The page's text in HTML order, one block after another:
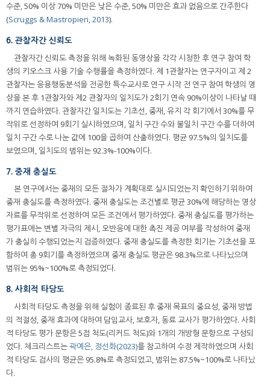
수준, 50% 이상 70% 미만은 낮은 수준, 50% 미만은 효과 없음으로 간주한다
(Scruggs & Mastropieri, 2013).
6. 관찰자간 신뢰도
관찰자간 신뢰도 측정을 위해 녹화된 동영상을 각각 시청한 후 연구 참여 학
생의 키오스크 사용 기술 수행률을 측정하였다. 제 1관찰자는 연구자이고 제 2
관찰자는 응용행동분석을 전공한 특수교사로 연구 시작 전 연구 참여 학생의 영
상을 본 후 1관찰자와 제2 관찰자의 일치도가 2회기 연속 90%이상이 나타날 때
까지 연습하였다. 관찰자간 일치도는 기초선, 중재, 유지 각 회기에서 30%를 무
작위로 선정하여 9회기 실시하였으며, 일치 구간 수와 불일치 구간 수를 더하여
일치 구간 수로 나눈 값에 100을 곱하여 산출하였다. 평균 97.5%의 일치도를
보였으며, 일치도의 범위는 92.3%-100%이다.
7. 중재 충실도
본 연구에서는 중재의 모든 절차가 계획대로 실시되었는지 확인하기 위하여
중재 충실도를 측정하였다. 중재 충실도는 조건별로 평균 30%에 해당하는 영상
자료를 무작위로 선정하여 모든 조건에서 평가하였다. 중재 충실도를 평가하는
평가표에는 변별 자극의 제시, 오반응에 대한 촉진 제공 여부를 작성하여 중재
가 충실히 수행되었는지 검증하였다. 중재 충실도를 측정한 회기는 기초선을 포
함하여 총 9회기를 측정하였으며 중재 충실도 평균은 98.3%으로 나타났으며
범위는 95%~100%로 측정되었다.
8. 사회적 타당도
사회적 타당도 측정을 위해 실험이 종료된 후 중재 목표의 중요성, 중재 방법
의 적절성, 중재 효과에 대하여 담임교사, 보호자, 동료 교사가 평가하였다. 사회
적 타당도 평가 문항은 5점 척도(리커드 척도)와 1개의 개방형 문항으로 구성되
었다. 체크리스트는곽예은, 정선화(2023)를 참고하여 수정 제작하였으며 사회
적 타당도 검사의 평균은 95.8%로 측정되었고, 범위는 87.5%~100%로 나타났
다.